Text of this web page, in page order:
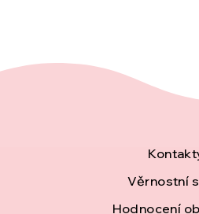
Věrnostní
Hodnocení